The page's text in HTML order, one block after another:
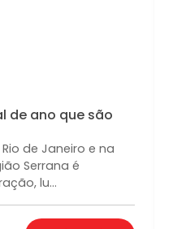
de ano que são
de Janeiro e na
Serrana é
lu...